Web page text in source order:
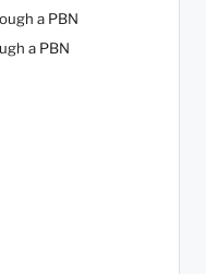
a PBN
a PBN